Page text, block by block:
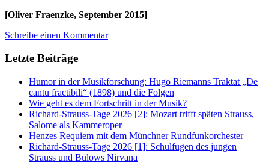
[Oliver Fraenzke, September 2015]
Schreibe einen Kommentar
Letzte Beiträge
Humor in der Musikforschung: Hugo Riemanns Traktat „De
cantu fractibili“ (1898) und die Folgen
Wie geht es dem Fortschritt in der Musik?
Richard-Strauss-Tage 2026 [2]: Mozart trifft späten Strauss,
Salome als Kammeroper
Henzes Requiem mit dem Münchner Rundfunkorchester
Richard-Strauss-Tage 2026 [1]: Schulfugen des jungen
Strauss und Bülows Nirvana